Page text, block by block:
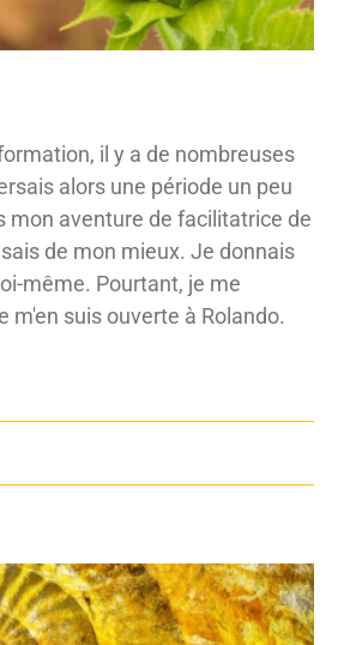
il y a de nombreuses
alors une période un peu
mon aventure de facilitatrice de
de mon mieux. Je donnais
même. Pourtant, je me
m'en suis ouverte à Rolando.